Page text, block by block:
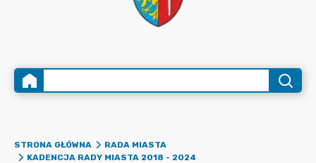
STRONA GŁÓWNA
RADA MIASTA
KADENCJA RADY MIASTA 2018 - 2024